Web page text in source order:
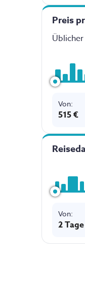
Preis
Von:
515 €
Von:
2Tage